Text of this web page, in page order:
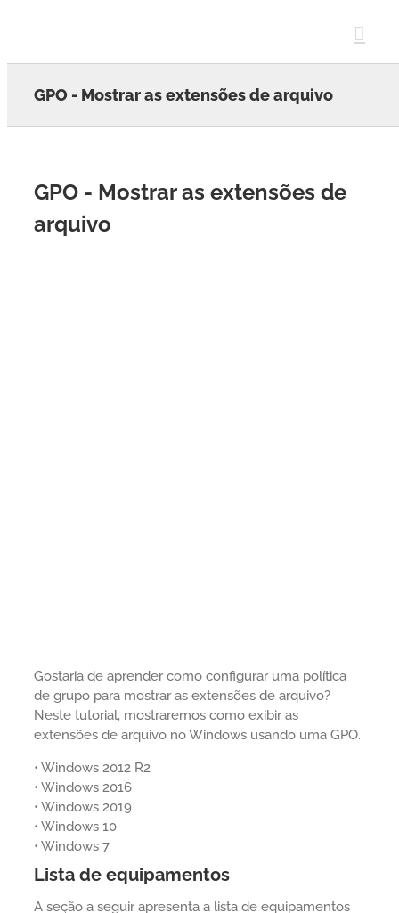
GPO - Mostrar as extensões de arquivo
GPO - Mostrar as extensões de
arquivo
Gostaria de aprender como configurar uma política
de grupo para mostrar as extensões de arquivo?
Neste tutorial, mostraremos como exibir as
extensões de arquivo no Windows usando uma GPO.
• Windows 2012 R2
• Windows 2016
• Windows 2019
• Windows 10
• Windows 7
Lista de equipamentos
A seção a seguir apresenta a lista de equipamentos